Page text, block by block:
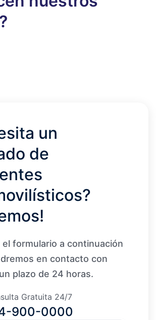
un
de
el formulario a continuación
en contacto con
plazo de 24 horas.
Gratuita 24/7
900-0000